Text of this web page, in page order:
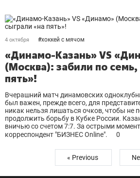
4 октября #хоккей с мячом
«Динамо-Казань» VS
(Москва): забили по
пять»!
Вчерашний матч динамовских
был важен, прежде всего, для
никак нельзя лишаться очков, чтобы не
продолжить борьбу в Кубке России.
вничью со счетом 7:7. За острыми
корреспондент "БИЗНЕС Online".
0
« Previous